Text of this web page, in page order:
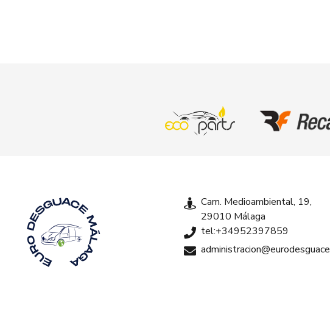
Cam. Medioambiental, 19,
29010 Málaga
tel:+34952397859